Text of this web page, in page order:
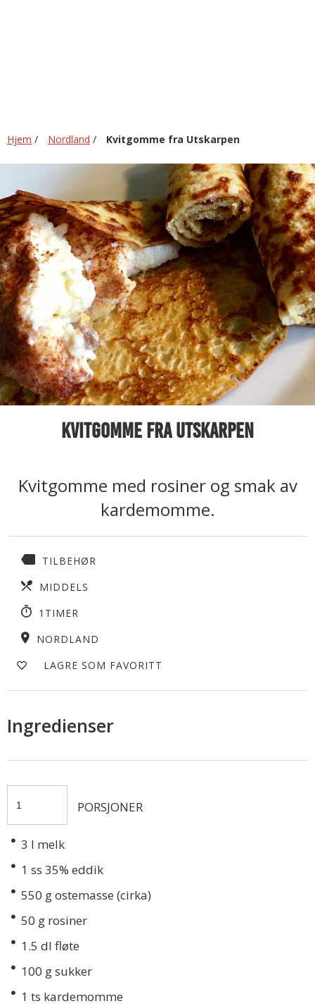
Hjem / Nordland / Kvitgomme fra Utskarpen
Kvitgomme fra Utskarpen
Kvitgomme med rosiner og smak av
kardemomme.
TILBEHØR
MIDDELS
1TIMER
NORDLAND
LAGRE SOM FAVORITT
Ingredienser
PORSJONER
3 l melk
1 ss 35% eddik
550 g ostemasse (cirka)
50 g rosiner
1.5 dl fløte
100 g sukker
1 ts kardemomme